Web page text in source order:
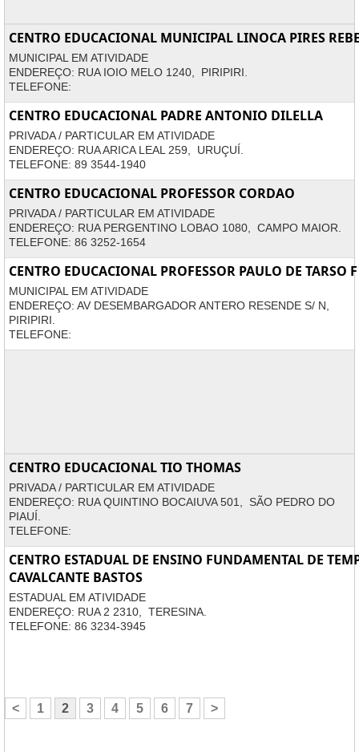
CENTRO EDUCACIONAL MUNICIPAL LINOCA PIRES
MUNICIPAL EM ATIVIDADE
ENDEREÇO: RUA IOIO MELO 1240, PIRIPIRI.
TELEFONE:
CENTRO EDUCACIONAL PADRE ANTONIO DILELLA
PRIVADA / PARTICULAR EM ATIVIDADE
ENDEREÇO: RUA ARICA LEAL 259, URUÇUÍ.
TELEFONE: 89 3544-1940
CENTRO EDUCACIONAL PROFESSOR CORDAO
PRIVADA / PARTICULAR EM ATIVIDADE
ENDEREÇO: RUA PERGENTINO LOBAO 1080, CAMPO MAIOR.
TELEFONE: 86 3252-1654
CENTRO EDUCACIONAL PROFESSOR PAULO DE TARSO
MUNICIPAL EM ATIVIDADE
ENDEREÇO: AV DESEMBARGADOR ANTERO RESENDE S/ N,
PIRIPIRI.
TELEFONE:
CENTRO EDUCACIONAL TIO THOMAS
PRIVADA / PARTICULAR EM ATIVIDADE
ENDEREÇO: RUA QUINTINO BOCAIUVA 501, SÃO PEDRO DO
PIAUÍ.
TELEFONE:
CENTRO ESTADUAL DE ENSINO FUNDAMENTAL DE
CAVALCANTE BASTOS
ESTADUAL EM ATIVIDADE
ENDEREÇO: RUA 2 2310, TERESINA.
TELEFONE: 86 3234-3945
< 1 2 3 4 5 6 7 >